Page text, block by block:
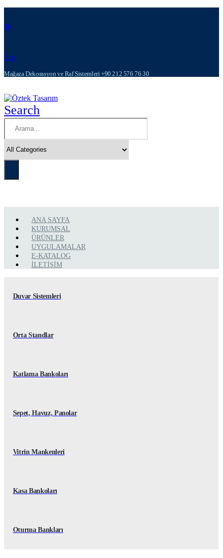
Tr
Eng
Mağaza Dekorasyon ve Raf Sistemleri +90 212 576 76 30
Search
ANA SAYFA
KURUMSAL
ÜRÜNLER
UYGULAMALAR
E-KATALOG
İLETİŞİM
Duvar Sistemleri
Orta Standlar
Katlama Bankoları
Sepet, Havuz, Panolar
Vitrin Mankenleri
Kasa Bankoları
Oturma Bankları